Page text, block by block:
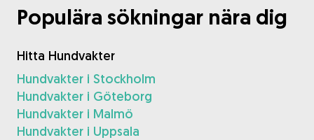
Populära sökningar nära dig
Hitta Hundvakter
Hundvakter i Stockholm
Hundvakter i Göteborg
Hundvakter i Malmö
Hundvakter i Uppsala